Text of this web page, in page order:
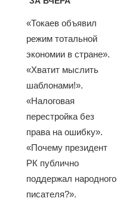
«Токаев объявил
режим тотальной
экономии в стране».
«Хватит мыслить
шаблонами!».
«Налоговая
перестройка без
права на ошибку».
«Почему президент
РК публично
поддержал народного
писателя?».